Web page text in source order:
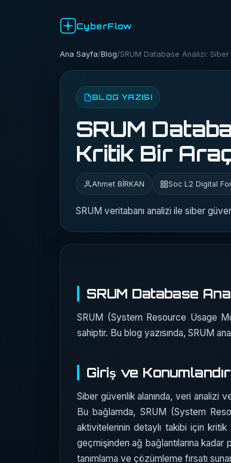
CyberFlow
Ana Sayfa/Blog/SRUM Database Analizi:
BLOG YAZISI
SRUM
Kritik Bir
Ahmet BİRKAN Soc L2 Digital
SRUM veritabanı analizi ile siber
SRUM Database
SRUM (System Resource Usage
sahiptir. Bu blog yazısında, SRUM
Giriş ve
Siber güvenlik alanında, veri analizi
Bu bağlamda, SRUM (System
aktivitelerinin detaylı takibi için kritik
geçmişinden ağ bağlantılarına
tanımlama ve çözümleme fırsatı